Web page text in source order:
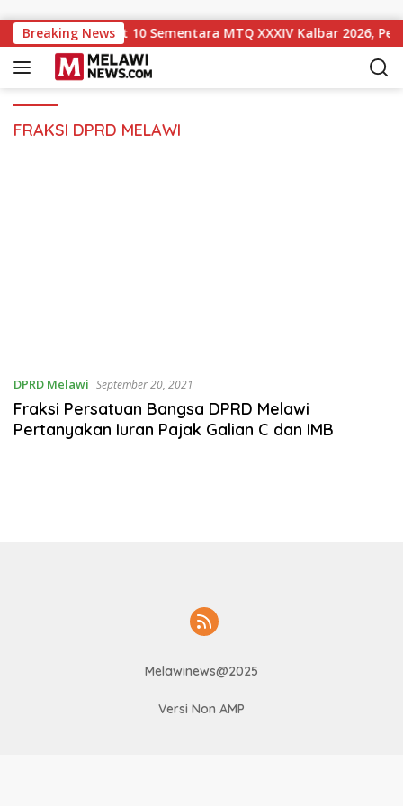
Breaking News
Naik ke Peringkat 10 Sementara MTQ XXXIV Kalbar 2026,
FRAKSI DPRD MELAWI
DPRD Melawi September 20, 2021
Fraksi Persatuan Bangsa DPRD Melawi
Pertanyakan Iuran Pajak Galian C dan IMB
Melawinews@2025
Versi Non AMP